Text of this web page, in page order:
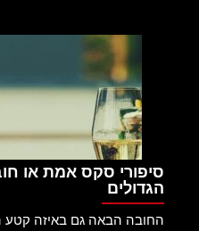
סיפורי סקס אמת או
הגדולים
החובה הבאה גם באיזה קטע